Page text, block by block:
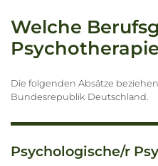
Welche
Die folgenden Absätze
Bundesrepublik Deutschland.
Psychologische/r